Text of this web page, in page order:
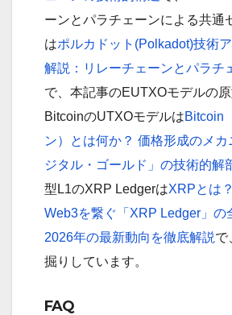
ーンとパラチェーンによる共通
はポルカドット(Polkadot)技術
解説：リレーチェーンとパラチ
で、本記事のEUTXOモデルの
BitcoinのUTXOモデルはBitcoin
ン）とは何か？ 価格形成のメ
ジタル・ゴールド」の技術的解
型L1のXRP LedgerはXRPとは
Web3を繋ぐ「XRP Ledger」の
2026年の最新動向を徹底解説で
掘りしています。
FAQ